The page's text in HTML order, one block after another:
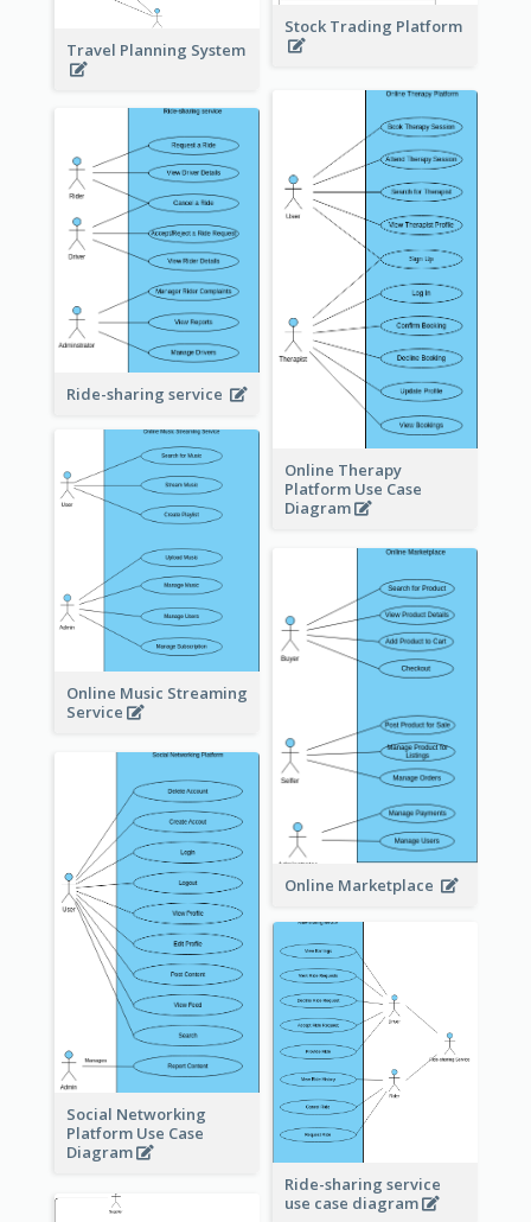
Stock Trading Platform
Travel Planning System
Online Therapy
Platform Use Case
Diagram
Ride-sharing service
Online Music Streaming
Service
Online Marketplace
Social Networking
Platform Use Case
Diagram
Ride-sharing service
use case diagram